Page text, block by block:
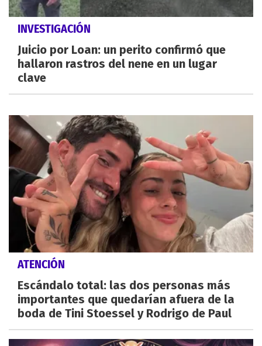
INVESTIGACIÓN
Juicio por Loan: un perito confirmó que
hallaron rastros del nene en un lugar
clave
ATENCIÓN
Escándalo total: las dos personas más
importantes que quedarían afuera de la
boda de Tini Stoessel y Rodrigo de Paul